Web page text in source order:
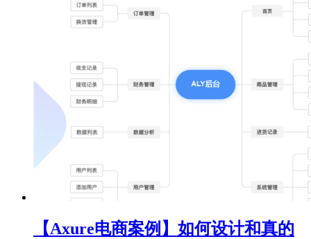
【Axure电商案例】如何设计和真的